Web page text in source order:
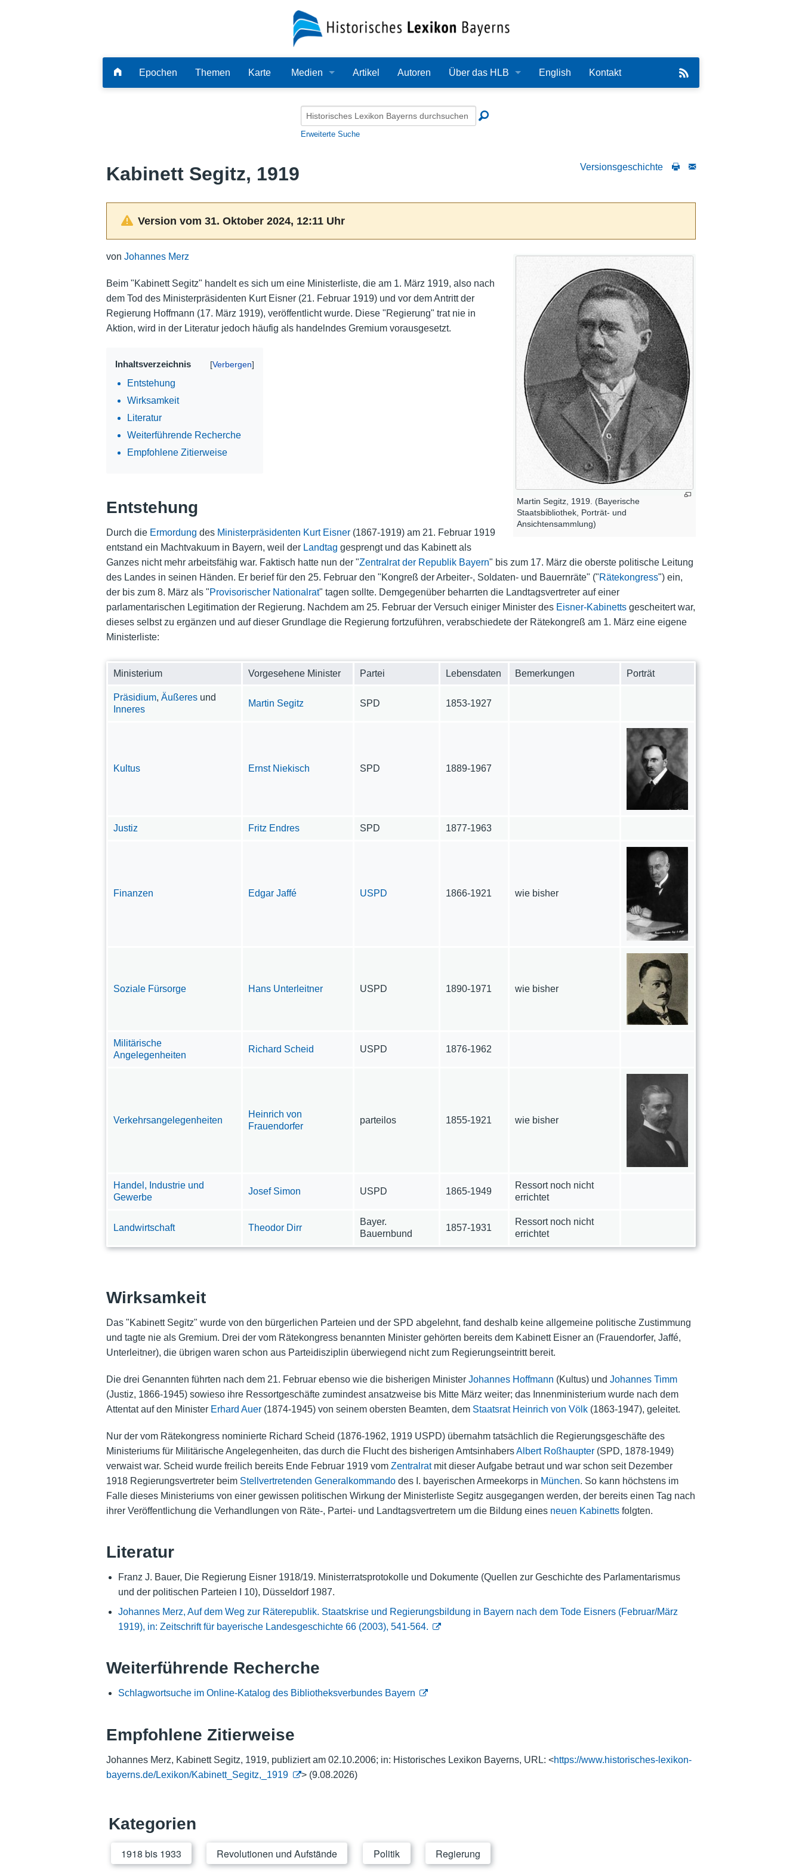
Epochen Themen Karte Medien
Audio
PDF
Artikel Autoren Über das HLB
Redaktion
Nutzungshinweise
English Kontakt
Erweiterte Suche
Versionsgeschichte
Kabinett Segitz, 1919
Version vom 31. Oktober 2024, 12:11 Uhr
Martin Segitz, 1919. (Bayerische
Staatsbibliothek, Porträt- und
Ansichtensammlung)
von Johannes Merz
Beim "Kabinett Segitz" handelt es sich um eine Ministerliste, die am 1. März 1919, also nach
dem Tod des Ministerpräsidenten Kurt Eisner (21. Februar 1919) und vor dem Antritt der
Regierung Hoffmann (17. März 1919), veröffentlicht wurde. Diese "Regierung" trat nie in
Aktion, wird in der Literatur jedoch häufig als handelndes Gremium vorausgesetzt.
Inhaltsverzeichnis
Entstehung
Wirksamkeit
Literatur
Weiterführende Recherche
Empfohlene Zitierweise
Entstehung
Durch die Ermordung des Ministerpräsidenten Kurt Eisner(1867-1919) am 21. Februar 1919
entstand ein Machtvakuum in Bayern, weil der Landtag gesprengt und das Kabinett als
Ganzes nicht mehr arbeitsfähig war. Faktisch hatte nun der "Zentralrat der Republik Bayern" bis zum 17. März die oberste politische Leitung
des Landes in seinen Händen. Er berief für den 25. Februar den "Kongreß der Arbeiter-, Soldaten- und Bauernräte" ("Rätekongress") ein,
der bis zum 8. März als "Provisorischer Nationalrat" tagen sollte. Demgegenüber beharrten die Landtagsvertreter auf einer
parlamentarischen Legitimation der Regierung. Nachdem am 25. Februar der Versuch einiger Minister des Eisner-Kabinettsgescheitert war,
dieses selbst zu ergänzen und auf dieser Grundlage die Regierung fortzuführen, verabschiedete der Rätekongreß am 1. März eine eigene
Ministerliste:
Ministerium Vorgesehene Minister Partei Lebensdaten Bemerkungen Porträt
Präsidium,Äußeres und
Inneres
Martin Segitz SPD 1853-1927
Kultus Ernst Niekisch SPD 1889-1967
Justiz Fritz Endres SPD 1877-1963
Finanzen Edgar Jaffé USPD 1866-1921 wie bisher
Soziale Fürsorge Hans Unterleitner USPD 1890-1971 wie bisher
Militärische
Angelegenheiten
Richard Scheid USPD 1876-1962
Verkehrsangelegenheiten
Heinrich von
Frauendorfer
parteilos 1855-1921 wie bisher
Handel, Industrie und
Gewerbe
Josef Simon USPD 1865-1949
Ressort noch nicht
errichtet
Landwirtschaft Theodor Dirr
Bayer.
Bauernbund
1857-1931
Ressort noch nicht
errichtet
Wirksamkeit
Das "Kabinett Segitz" wurde von den bürgerlichen Parteien und der SPD abgelehnt, fand deshalb keine allgemeine politische Zustimmung
und tagte nie als Gremium. Drei der vom Rätekongress benannten Minister gehörten bereits dem Kabinett Eisner an (Frauendorfer, Jaffé,
Unterleitner), die übrigen waren schon aus Parteidisziplin überwiegend nicht zum Regierungseintritt bereit.
Die drei Genannten führten nach dem 21. Februar ebenso wie die bisherigen Minister Johannes Hoffmann (Kultus) und Johannes Timm
(Justiz, 1866-1945) sowieso ihre Ressortgeschäfte zumindest ansatzweise bis Mitte März weiter; das Innenministerium wurde nach dem
Attentat auf den Minister Erhard Auer(1874-1945) von seinem obersten Beamten, dem Staatsrat Heinrich von Völk(1863-1947), geleitet.
Nur der vom Rätekongress nominierte Richard Scheid (1876-1962, 1919 USPD) übernahm tatsächlich die Regierungsgeschäfte des
Ministeriums für Militärische Angelegenheiten, das durch die Flucht des bisherigen AmtsinhabersAlbert Roßhaupter(SPD, 1878-1949)
verwaist war. Scheid wurde freilich bereits Ende Februar 1919 vom Zentralratmit dieser Aufgabe betraut und war schon seit Dezember
1918 Regierungsvertreter beim Stellvertretenden Generalkommandodes I. bayerischen Armeekorps in München. So kann höchstens im
Falle dieses Ministeriums von einer gewissen politischen Wirkung der Ministerliste Segitz ausgegangen werden, der bereits einen Tag nach
ihrer Veröffentlichung die Verhandlungen von Räte-, Partei- und Landtagsvertretern um die Bildung eines neuen Kabinettsfolgten.
Literatur
Franz J. Bauer, Die Regierung Eisner 1918/19. Ministerratsprotokolle und Dokumente (Quellen zur Geschichte des Parlamentarismus
und der politischen Parteien I 10), Düsseldorf 1987.
Johannes Merz, Auf dem Weg zur Räterepublik. Staatskrise und Regierungsbildung in Bayern nach dem Tode Eisners (Februar/März
1919), in: Zeitschrift für bayerische Landesgeschichte 66 (2003), 541-564.
Weiterführende Recherche
Schlagwortsuche im Online-Katalog des Bibliotheksverbundes Bayern
Empfohlene Zitierweise
Johannes Merz, Kabinett Segitz, 1919, publiziert am 02.10.2006; in: Historisches Lexikon Bayerns, URL: <https://www.historisches-lexikon-
bayerns.de/Lexikon/Kabinett_Segitz,_1919
> (9.08.2026)
Kategorien
1918 bis 1933 Revolutionen und Aufstände Politik Regierung